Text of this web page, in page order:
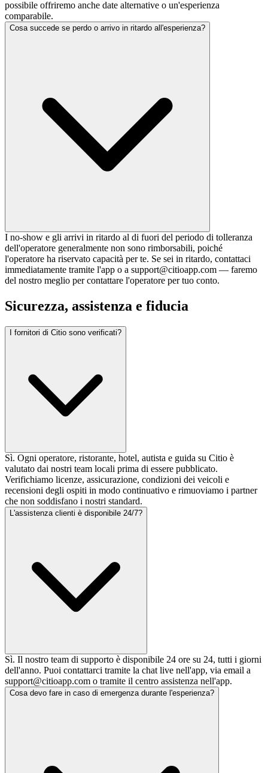
possibile offriremo anche date alternative o un'esperienza
comparabile.
Cosa succede se perdo o arrivo in ritardo all'esperienza?
I no-show e gli arrivi in ritardo al di fuori del periodo di tolleranza
dell'operatore generalmente non sono rimborsabili, poiché
l'operatore ha riservato capacità per te. Se sei in ritardo, contattaci
immediatamente tramite l'app o a support@citioapp.com — faremo
del nostro meglio per contattare l'operatore per tuo conto.
Sicurezza, assistenza e fiducia
I fornitori di Citio sono verificati?
Sì. Ogni operatore, ristorante, hotel, autista e guida su Citio è
valutato dai nostri team locali prima di essere pubblicato.
Verifichiamo licenze, assicurazione, condizioni dei veicoli e
recensioni degli ospiti in modo continuativo e rimuoviamo i partner
che non soddisfano i nostri standard.
L'assistenza clienti è disponibile 24/7?
Sì. Il nostro team di supporto è disponibile 24 ore su 24, tutti i giorni
dell'anno. Puoi contattarci tramite la chat live nell'app, via email a
support@citioapp.com o tramite il centro assistenza nell'app.
Cosa devo fare in caso di emergenza durante l'esperienza?